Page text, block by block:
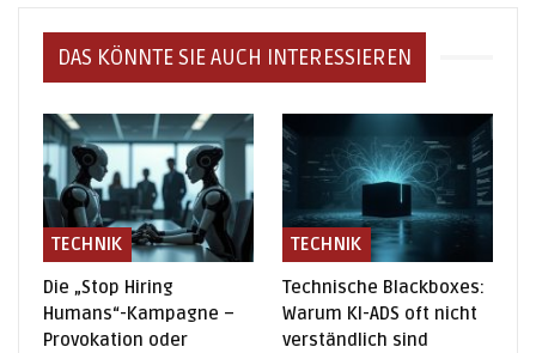
DAS KÖNNTE SIE AUCH INTERESSIEREN
TECHNIK
Die „Stop Hiring
Humans“-Kampagne –
Provokation oder
TECHNIK
Technische Blackboxes:
Warum KI-ADS oft nicht
verständlich sind